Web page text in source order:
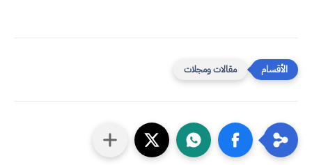
مقالات ومجلات